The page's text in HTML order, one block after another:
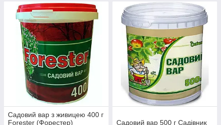
смола або каніфоль — забезпечує липкість та
утримання на поверхні;
віск або парафін — створює водонепроникний
бар’єр;
жирні речовини (олія, вазелін) — підтримують
еластичність;
деревний попіл чи глина — додають
антисептичні властивості.
Сучасні варіанти:
біологічні добавки (мікроелементи, стимулятори
Садовий вар з живицею 400 г
Forester (Форестер)
Садовий вар 500 г Садівник